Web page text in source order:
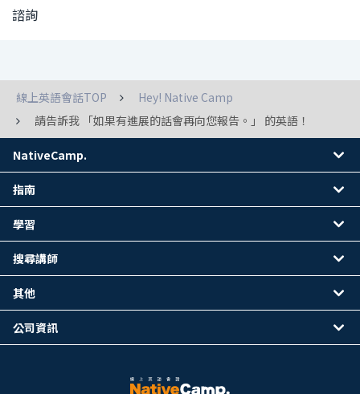
諮詢
線上英語會話TOP
Hey! Native Camp
請告訴我 「如果有進展的話會再向您報告。」 的英語！
NativeCamp.
指南
學習
搜尋講師
其他
公司資訊